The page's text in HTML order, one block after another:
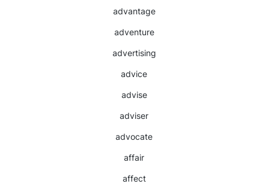
advantage
adventure
advertising
advice
advise
adviser
advocate
affair
affect